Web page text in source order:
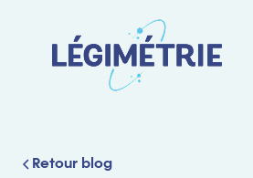
Retour blog